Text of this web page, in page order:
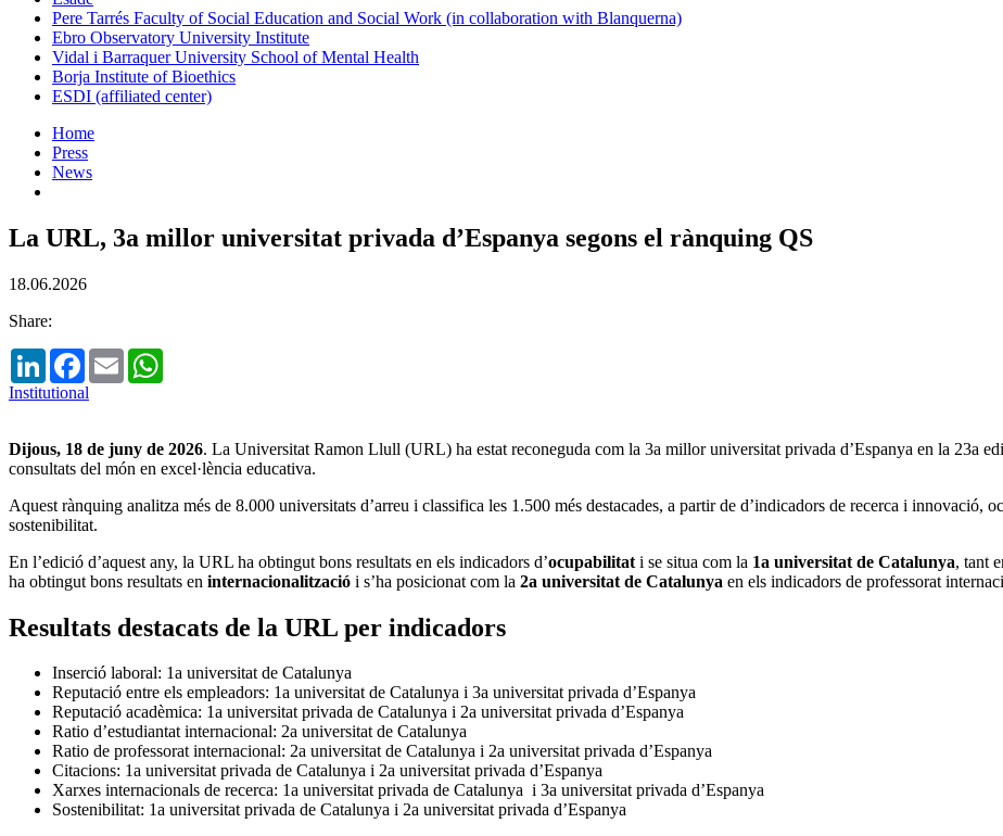
Pere Tarrés Faculty of Social Education and Social Work (in collaboration with Blanquerna)
Ebro Observatory University Institute
Vidal i Barraquer University School of Mental Health
Borja Institute of Bioethics
ESDI (affiliated center)
Home
Press
News
La URL, 3a millor universitat privada d’Espanya segons el rànquing QS
18.06.2026
Share:
LinkedInFacebook
Email
Institutional
Dijous, 18 de juny de 2026. La Universitat Ramon Llull (URL) ha estat reconeguda com la 3a millor universitat privada d’Espanya en la 23a
consultats del món en excel·lència educativa.
Aquest rànquing analitza més de 8.000 universitats d’arreu i classifica les 1.500 més destacades, a partir de d’indicadors de recerca i innovació,
sostenibilitat.
En l’edició d’aquest any, la URL ha obtingut bons resultats en els indicadors d’ocupabilitat i se situa com la 1a universitat de Catalunya, tant
ha obtingut bons resultats en internacionalització i s’ha posicionat com la 2a universitat de Catalunya en els indicadors de professorat
Resultats destacats de la URL per indicadors
Inserció laboral: 1a universitat de Catalunya
Reputació entre els empleadors: 1a universitat de Catalunya i 3a universitat privada d’Espanya
Reputació acadèmica: 1a universitat privada de Catalunya i 2a universitat privada d’Espanya
Ratio d’estudiantat internacional: 2a universitat de Catalunya
Ratio de professorat internacional: 2a universitat de Catalunya i 2a universitat privada d’Espanya
Citacions: 1a universitat privada de Catalunya i 2a universitat privada d’Espanya
Xarxes internacionals de recerca: 1a universitat privada de Catalunya i 3a universitat privada d’Espanya
Sostenibilitat: 1a universitat privada de Catalunya i 2a universitat privada d’Espanya